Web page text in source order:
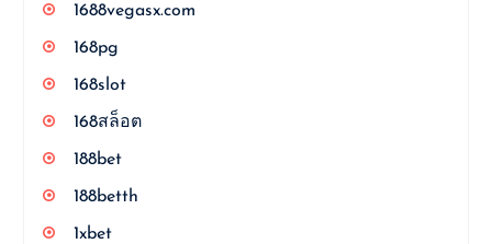
1688vegasx.com
168pg
168slot
168สล็อต
188bet
188betth
1xbet